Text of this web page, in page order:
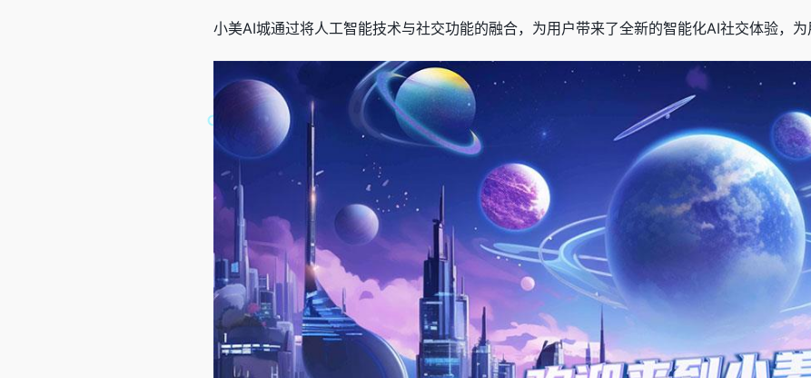
小美AI城通过将人工智能技术与社交功能的融合，为用户带来了全新的智能化AI社交体验，